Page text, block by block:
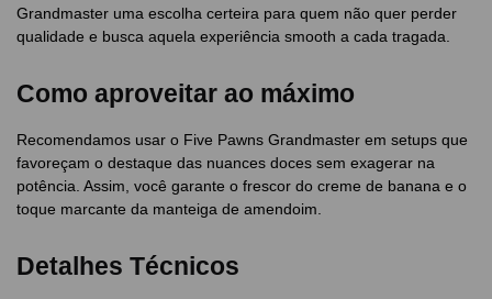
Grandmaster uma escolha certeira para quem não quer perder
qualidade e busca aquela experiência smooth a cada tragada.
Como aproveitar ao máximo
Recomendamos usar o Five Pawns Grandmaster em setups que
favoreçam o destaque das nuances doces sem exagerar na
potência. Assim, você garante o frescor do creme de banana e o
toque marcante da manteiga de amendoim.
Detalhes Técnicos